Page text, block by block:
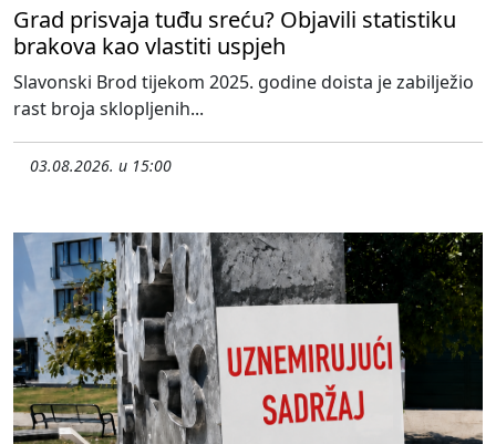
Grad prisvaja tuđu sreću? Objavili statistiku
brakova kao vlastiti uspjeh
Slavonski Brod tijekom 2025. godine doista je zabilježio
rast broja sklopljenih...
03.08.2026. u 15:00